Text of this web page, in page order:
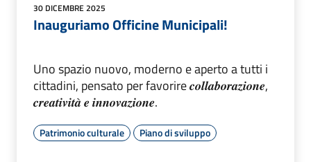
30 DICEMBRE 2025
Inauguriamo Officine Municipali!
Uno spazio nuovo, moderno e aperto a tutti i
cittadini, pensato per favorire 𝒄𝒐𝒍𝒍𝒂𝒃𝒐𝒓𝒂𝒛𝒊𝒐𝒏𝒆,
𝒄𝒓𝒆𝒂𝒕𝒊𝒗𝒊𝒕𝒂̀ 𝒆 𝒊𝒏𝒏𝒐𝒗𝒂𝒛𝒊𝒐𝒏𝒆.
Patrimonio culturale Piano di sviluppo